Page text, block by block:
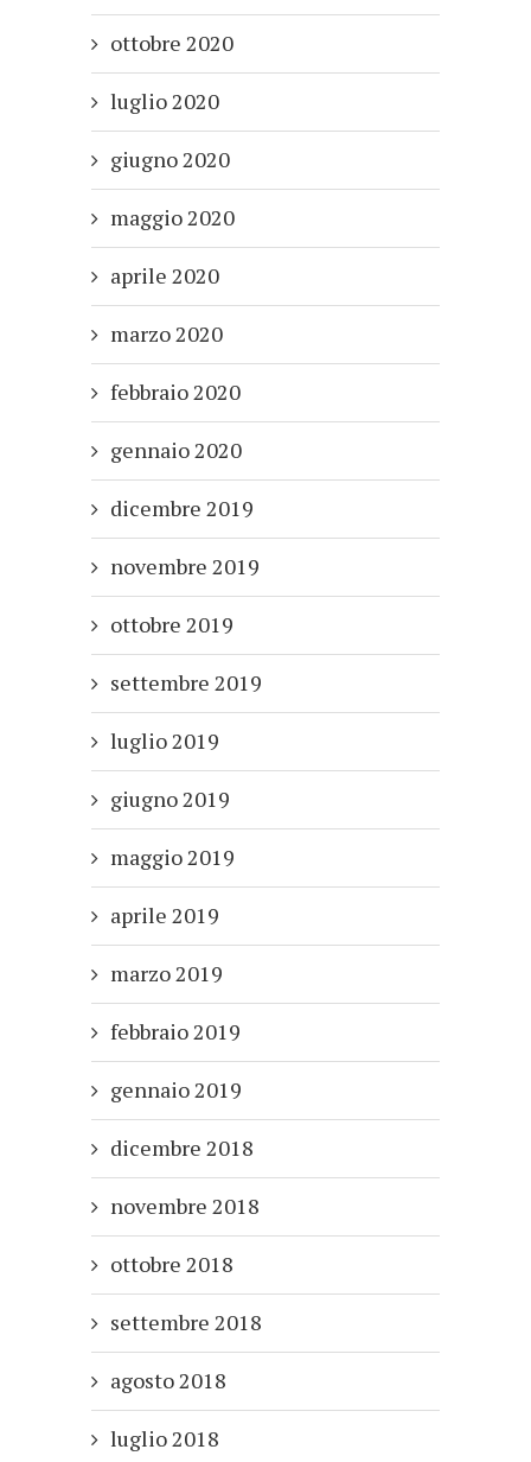
ottobre 2020
luglio 2020
giugno 2020
maggio 2020
aprile 2020
marzo 2020
febbraio 2020
gennaio 2020
dicembre 2019
novembre 2019
ottobre 2019
settembre 2019
luglio 2019
giugno 2019
maggio 2019
aprile 2019
marzo 2019
febbraio 2019
gennaio 2019
dicembre 2018
novembre 2018
ottobre 2018
settembre 2018
agosto 2018
luglio 2018